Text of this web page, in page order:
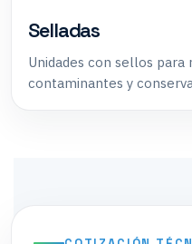
Selladas
Unidades con sellos para
contaminantes y